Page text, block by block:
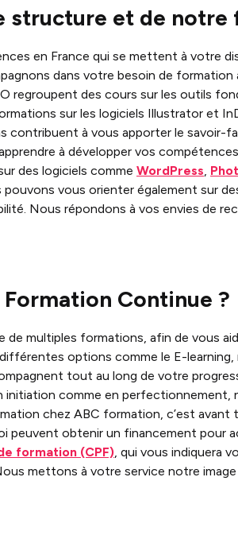
structure et de notre
en France qui se mettent à votre
dans votre besoin de
regroupent des cours sur les outils
sur les logiciels Illustrator et
contribuent à vous apporter le savoir-
à développer vos
des logiciels comme WordPress,
pouvons vous orienter également sur
Nous répondons à vos envies de
Continue ?
de multiples formations, afin de vous
options comme le E-
tout au long de votre
initiation comme en
chez ABC formation, c’est
peuvent obtenir un financement
formation (CPF), qui vous indiquera
mettons à votre service notre